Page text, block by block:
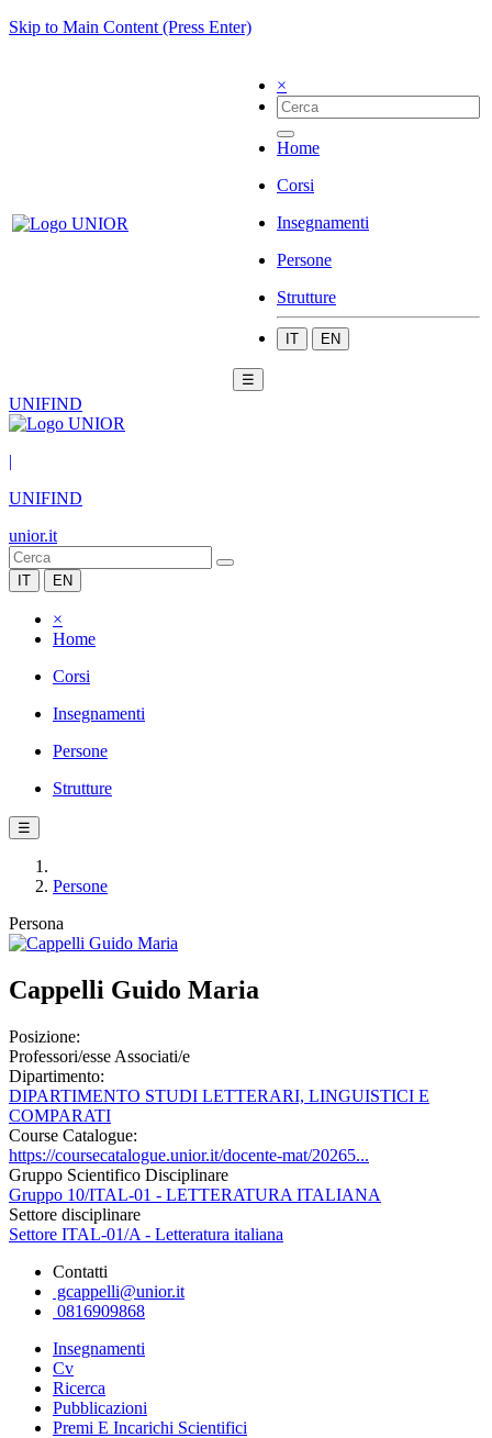
Skip to Main Content (Press Enter)
×
Home
Corsi
Insegnamenti
Persone
Strutture
IT EN
☰
UNIFIND
|
UNIFIND
unior.it
IT EN
×
Home
Corsi
Insegnamenti
Persone
Strutture
☰
Persone
Persona
Cappelli Guido Maria
Posizione:
Professori/esse Associati/e
Dipartimento:
DIPARTIMENTO STUDI LETTERARI, LINGUISTICI E
COMPARATI
Course Catalogue:
https://coursecatalogue.unior.it/docente-mat/20265...
Gruppo Scientifico Disciplinare
Gruppo 10/ITAL-01 - LETTERATURA ITALIANA
Settore disciplinare
Settore ITAL-01/A - Letteratura italiana
Contatti
gcappelli@unior.it
0816909868
Insegnamenti
Cv
Ricerca
Pubblicazioni
Premi E Incarichi Scientifici